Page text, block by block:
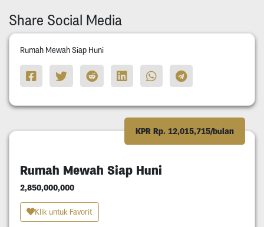
Share Social Media
Rumah Mewah Siap Huni
KPR Rp. 12,015,715/bulan
Rumah Mewah Siap Huni
2,850,000,000
Klik untuk Favorit